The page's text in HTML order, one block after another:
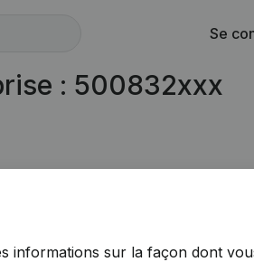
Se
: 500832xxx
informations sur la façon dont